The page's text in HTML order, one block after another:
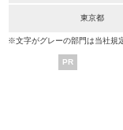
東京都
※文字がグレーの部門は当社規
PR